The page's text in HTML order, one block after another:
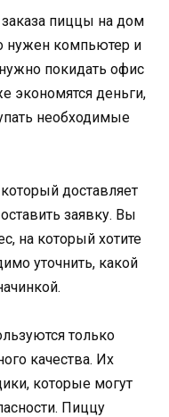
пиццы на дом
нужен компьютер и
покидать офис
экономятся деньги,
необходимые
доставляет
заявку. Вы
на который хотите
уточнить, какой
только
качества. Их
которые могут
Пиццу